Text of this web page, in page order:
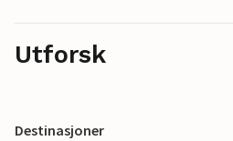
Utforsk
Destinasjoner